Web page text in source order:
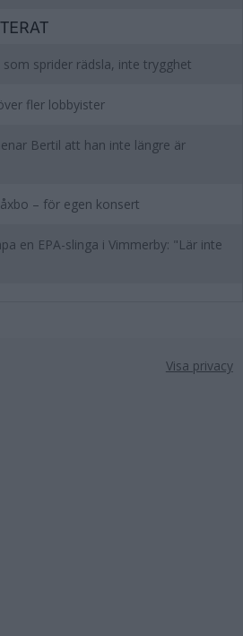
som sprider rädsla, inte trygghet
fler lobbyister
Bertil att han inte längre är
– för egen konsert
en EPA-slinga i Vimmerby: "Lär inte
Visa privacy